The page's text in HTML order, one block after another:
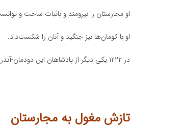
او مجارستان را نیرومند و باثبات ساخت و توانست تا در ۱۰۹۱ میلادی کرواسی را به سرزمین‌های
او با کومان‌ها نیز جنگید و آنان را شکست‌داد.
در ۱۲۲۲ یکی دیگر از پادشاهان این دودمان-آندراش دوم- با انتشار منشوری زرین قوانین تازه‌ای را بر این کشور وضع‌نمود.
تازش مغول به مجارستان